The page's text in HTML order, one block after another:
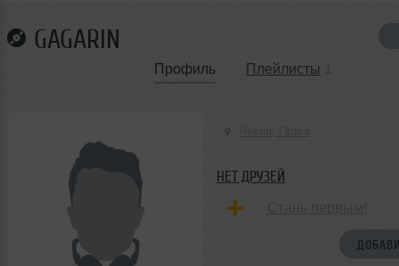
GAGARIN
Профиль Плейлисты
НЕТ ДРУЗЕЙ